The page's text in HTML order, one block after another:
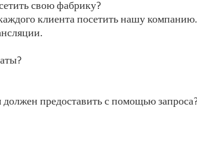
свою фабрику?
клиента посетить нашу
предоставить с помощью